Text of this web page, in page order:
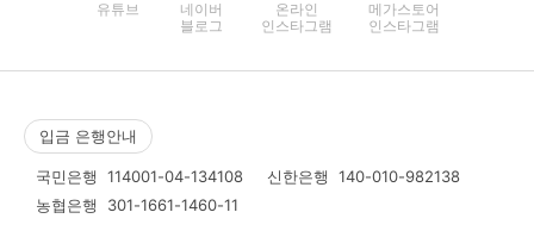
유튜브
네이버
블로그
온라인
인스타그램
메가스토어
인스타그램
입금 은행안내
국민은행 114001-04-134108 신한은행 140-010-982138
농협은행 301-1661-1460-11